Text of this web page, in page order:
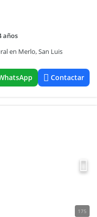
años
en Merlo, San Luis
Contactar
175